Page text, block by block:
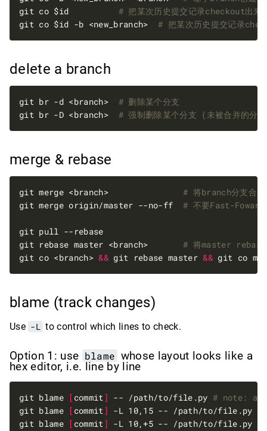
git co $id # 把某次历史提交记录checkout出来
git co $id -b <new_branch> # 把某次历史提交记录
delete a branch
git br -d <branch> # 删除某个分支
git br -D <branch> # 强制删除某个分支 (未被合并的分
merge & rebase
git merge <branch> # 将branch分支合并
git merge origin/master --no-ff # 不要Fast-Foward
git rebase master <branch> # 将master rebase
git co <branch> && git rebase master && git co
blame (track changes)
Use -L to control which lines to check.
Option 1: use blame whose layout looks like a
hex editor, i.e. line by line
git blame [ commit] -- /path/to/file.py # note:
git blame [ commit]
git blame [ commit]